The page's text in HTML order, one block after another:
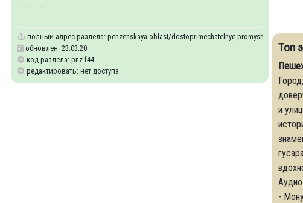
полный адрес раздела: penzenskaya-oblast/dostoprimechatelnye-promyshlennye-obekty
обновлен: 23.03.20
код раздела: pnz.f44
редактировать: нет доступа
Топ
и
-